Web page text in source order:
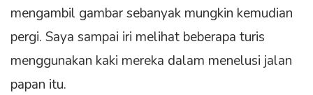
mengambil gambar sebanyak mungkin kemudian
pergi. Saya sampai iri melihat beberapa turis
menggunakan kaki mereka dalam menelusi jalan
papan itu.